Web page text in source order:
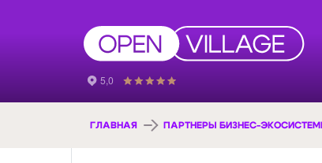
ГЛАВНАЯ ПАРТНЕРЫ БИЗНЕС-ЭКОСИСТЕМЫ